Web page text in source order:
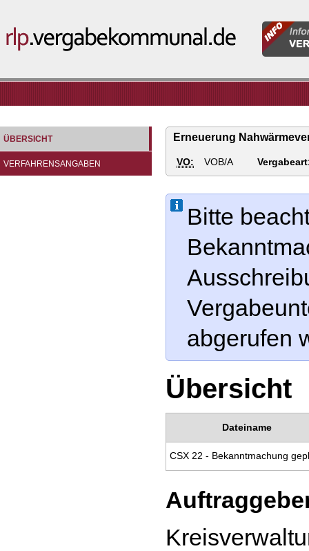
rlp.vergabekommunal.de
für
ÜBERSICHT
VERFAHRENSANGABEN
Erneuerung
VO: VOB/A
Bitte
abgerufen
Übersicht
Dateiname